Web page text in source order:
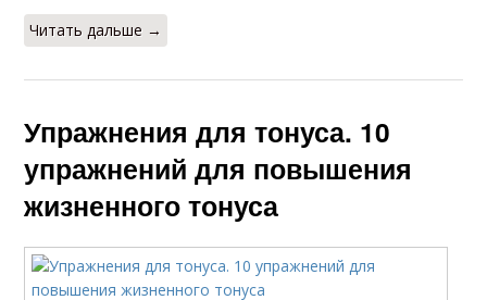
Читать дальше →
Упражнения для тонуса. 10
упражнений для повышения
жизненного тонуса